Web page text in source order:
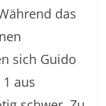
das
sich Guido
aus